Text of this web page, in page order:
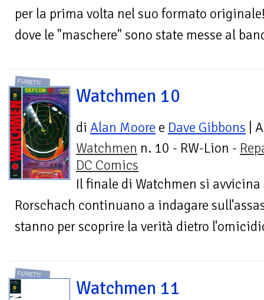
per la prima volta nel suo formato
dove le "maschere" sono state messe al
FUMETTI
Watchmen 10
di Alan Moore e Dave Gibbons |
Watchmen n. 10 - RW-Lion -
DC Comics
Il finale di Watchmen si
Rorschach continuano a indagare
stanno per scoprire la verità dietro
FUMETTI
Watchmen 11